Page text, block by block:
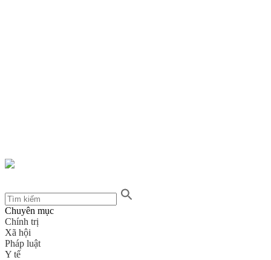
Chuyên mục
Chính trị
Xã hội
Pháp luật
Y tế